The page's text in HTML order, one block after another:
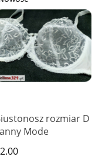
rozmiar D
Mode